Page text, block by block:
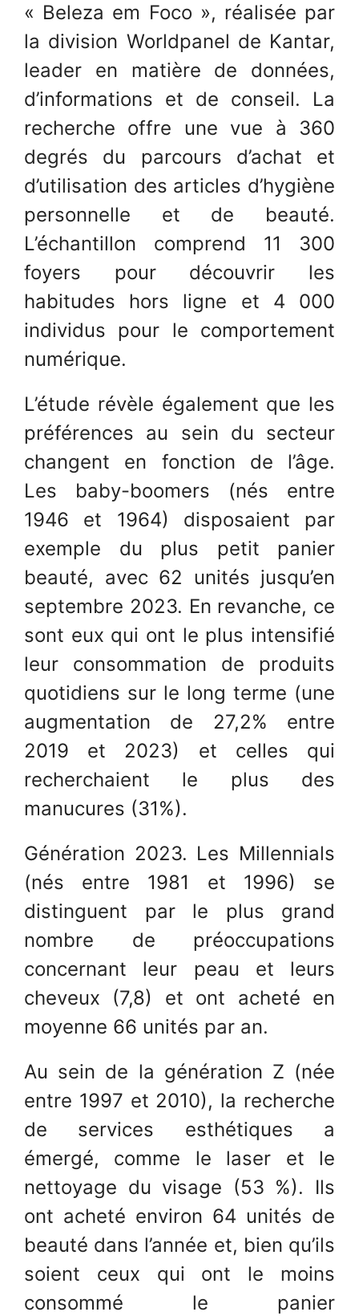
« Beleza em Foco », réalisée par
la division Worldpanel de Kantar,
leader en matière de données,
d’informations et de conseil. La
recherche offre une vue à 360
degrés du parcours d’achat et
d’utilisation des articles d’hygiène
personnelle et de beauté.
L’échantillon comprend 11 300
foyers pour découvrir les
habitudes hors ligne et 4 000
individus pour le comportement
numérique.
L’étude révèle également que les
préférences au sein du secteur
changent en fonction de l’âge.
Les baby-boomers (nés entre
1946 et 1964) disposaient par
exemple du plus petit panier
beauté, avec 62 unités jusqu’en
septembre 2023. En revanche, ce
sont eux qui ont le plus intensifié
leur consommation de produits
quotidiens sur le long terme (une
augmentation de 27,2% entre
2019 et 2023) et celles qui
recherchaient le plus des
manucures (31%).
Génération 2023. Les Millennials
(nés entre 1981 et 1996) se
distinguent par le plus grand
nombre de préoccupations
concernant leur peau et leurs
cheveux (7,8) et ont acheté en
moyenne 66 unités par an.
Au sein de la génération Z (née
entre 1997 et 2010), la recherche
de services esthétiques a
émergé, comme le laser et le
nettoyage du visage (53 %). Ils
ont acheté environ 64 unités de
beauté dans l’année et, bien qu’ils
soient ceux qui ont le moins
consommé le panier